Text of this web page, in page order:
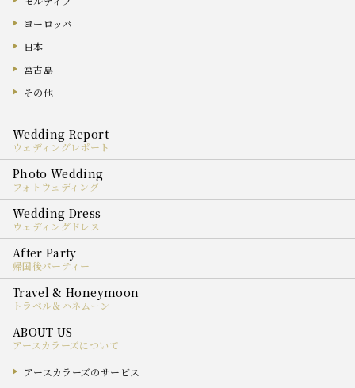
ヨーロッパ
日本
宮古島
その他
ウェディングレポート
フォトウェディング
ウェディングドレス
帰国後パーティー
トラベル＆ハネムーン
アースカラーズについて
アースカラーズのサービス